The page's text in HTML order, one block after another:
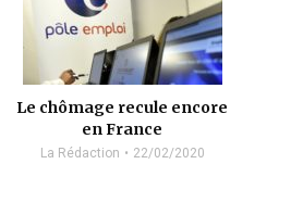
Le chômage recule encore
en France
La Rédaction 22/02/2020